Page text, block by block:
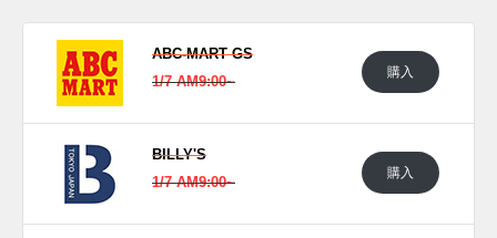
ABC-MART GS
1/7 AM9:00~
購入
BILLY'S
1/7 AM9:00~
購入